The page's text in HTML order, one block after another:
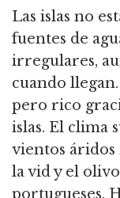
Las islas no
fuentes de
irregulares,
cuando
pero rico
islas. El clima
vientos
la vid y el
portugueses.